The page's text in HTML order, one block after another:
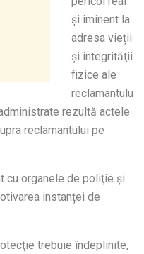
şi iminent la
adresa vieții
şi integrităţii
fizice ale
reclamantulu
rezultă actele
reclamantului pe
cu organele de poliţie şi
instanței de
trebuie îndeplinite,